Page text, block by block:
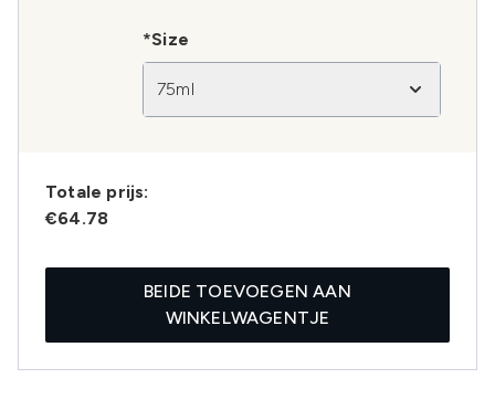
*Size
75ml
Totale prijs:
€64.78
BEIDE TOEVOEGEN AAN
WINKELWAGENTJE